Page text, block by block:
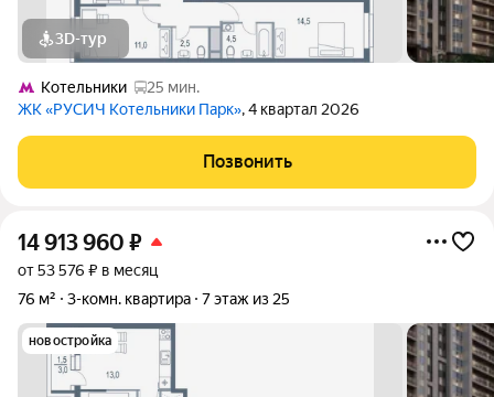
3D-тур
Котельники
25 мин.
ЖК «РУСИЧ Котельники Парк», 4 квартал 2026
Позвонить
14 913 960 ₽
от 53 576 ₽ в месяц
76 м²
3-комн. квартира 7 этаж из 25
новостройка